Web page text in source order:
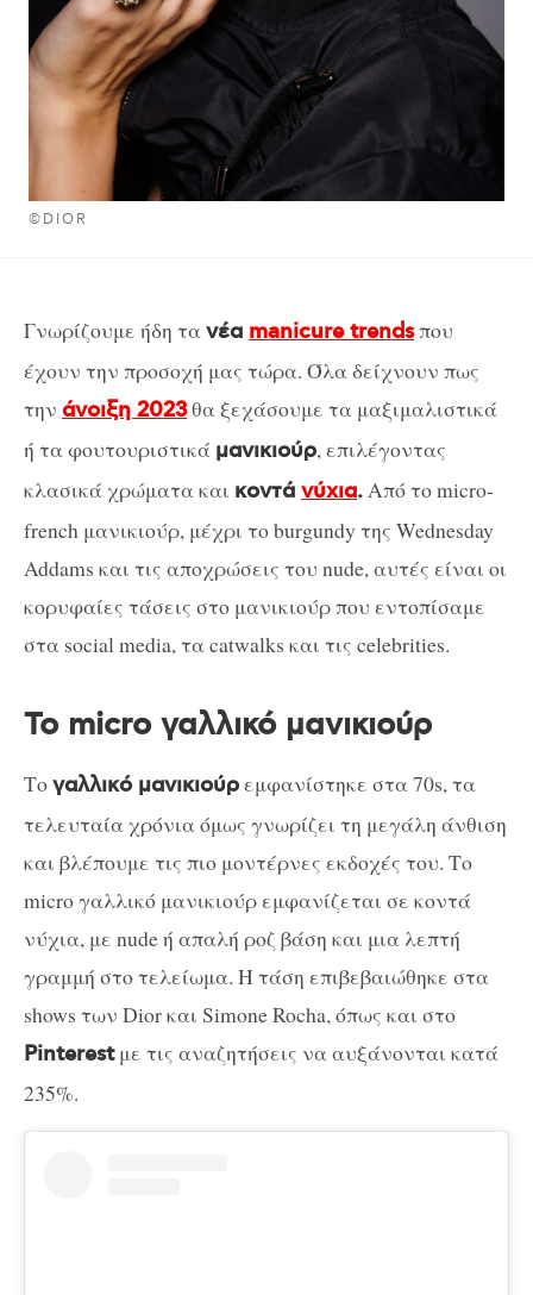
©DIOR
Γνωρίζουμε ήδη τανέα manicure trendsπου
έχουν την προσοχή μας τώρα. Όλα δείχνουν πως
την άνοιξη 2023θα ξεχάσουμε τα μαξιμαλιστικά
ή τα φουτουριστικά μανικιούρ, επιλέγοντας
κλασικά χρώματα και κοντά νύχια. Από το micro-
french μανικιούρ, μέχρι το burgundy της Wednesday
Addams και τις αποχρώσεις του nude, αυτές είναι οι
κορυφαίες τάσεις στο μανικιούρ που εντοπίσαμε
στα social media, τα catwalks και τις celebrities.
To micro γαλλικό μανικιούρ
Τογαλλικό μανικιούρεμφανίστηκε στα 70s, τα
τελευταία χρόνια όμως γνωρίζει τη μεγάλη άνθιση
και βλέπουμε τις πιο μοντέρνες εκδοχές του. Το
micro γαλλικό μανικιούρ εμφανίζεται σε κοντά
νύχια, με nude ή απαλή ροζ βάση και μια λεπτή
γραμμή στο τελείωμα. Η τάση επιβεβαιώθηκε στα
shows των Dior και Simone Rocha, όπως και στο
Pinterestμε τις αναζητήσεις να αυξάνονται κατά
235%.